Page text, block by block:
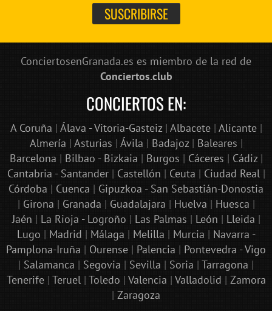
ConciertosenGranada.es es miembro de la red de
Conciertos.club
CONCIERTOS EN:
A Coruña | Álava - Vitoria-Gasteiz| Albacete| Alicante|
Almería | Asturias | Ávila | Badajoz| Baleares |
Barcelona | Bilbao - Bizkaia | Burgos | Cáceres | Cádiz|
Cantabria - Santander| Castellón | Ceuta | Ciudad Real|
Córdoba | Cuenca | Gipuzkoa - San Sebastián-Donostia
| Girona | Granada | Guadalajara | Huelva | Huesca |
Jaén | La Rioja - Logroño | Las Palmas | León | Lleida |
Lugo | Madrid | Málaga | Melilla | Murcia | Navarra -
Pamplona-Iruña | Ourense | Palencia | Pontevedra - Vigo
| Salamanca | Segovia | Sevilla | Soria | Tarragona |
Tenerife| Teruel| Toledo | Valencia | Valladolid | Zamora
| Zaragoza